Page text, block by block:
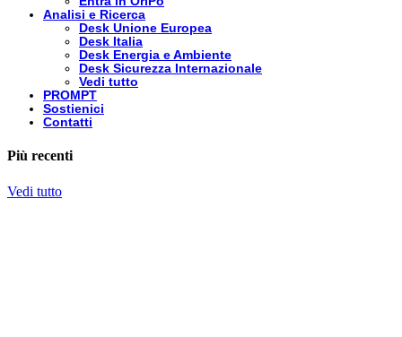
Analisi e Ricerca
Desk Unione Europea
Desk Italia
Desk Energia e Ambiente
Desk Sicurezza Internazionale
Vedi tutto
PROMPT
Sostienici
Contatti
Più recenti
Vedi tutto